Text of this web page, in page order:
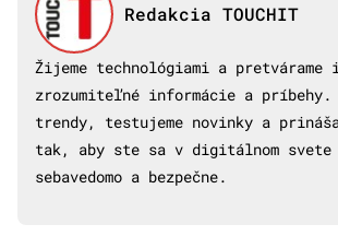
Redakcia TOUCHIT
Žijeme technológiami a pretvárame
zrozumiteľné informácie a príbehy.
trendy, testujeme novinky a
tak, aby ste sa v digitálnom
sebavedomo a bezpečne.